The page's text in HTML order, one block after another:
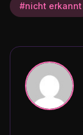
#nicht erkannt